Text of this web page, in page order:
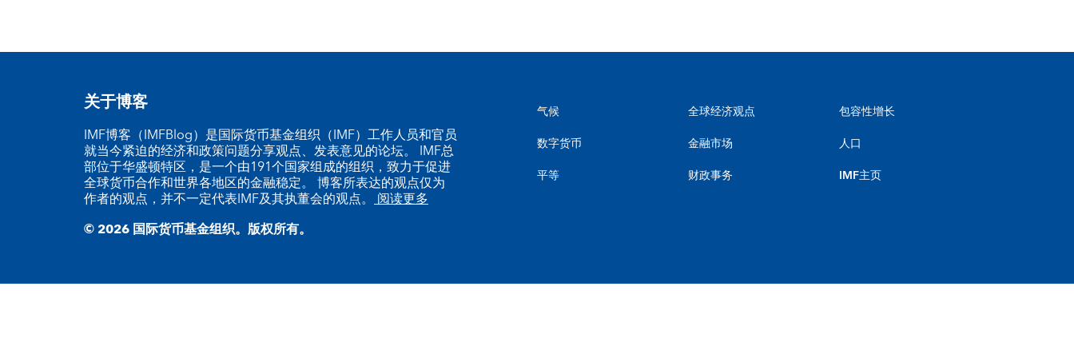
关于博客
IMF博客（IMFBlog）是国际货币基金组织（IMF）工作人员和官员
就当今紧迫的经济和政策问题分享观点、发表意见的论坛。 IMF总
部位于华盛顿特区，是一个由191个国家组成的组织，致力于促进
全球货币合作和世界各地区的金融稳定。 博客所表达的观点仅为
作者的观点，并不一定代表IMF及其执董会的观点。 阅读更多
气候
数字货币
平等
全球经济观点
金融市场
财政事务
包容性增长
人口
IMF主页
© 2026 国际货币基金组织。版权所有。